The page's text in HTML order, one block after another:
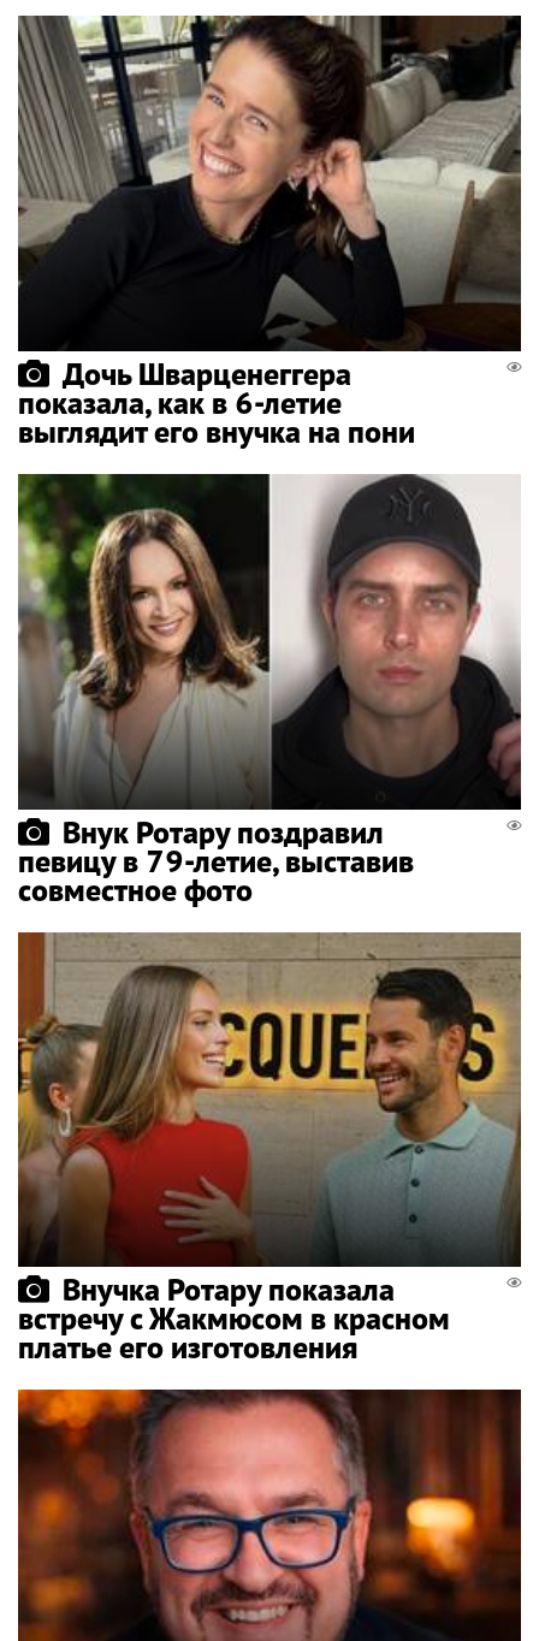
Дочь Шварценеггера
показала, как в 6-летие
выглядит его внучка на пони
Внук Ротару поздравил
певицу в 79-летие, выставив
совместное фото
Внучка Ротару показала
встречу с Жакмюсом в красном
платье его изготовления